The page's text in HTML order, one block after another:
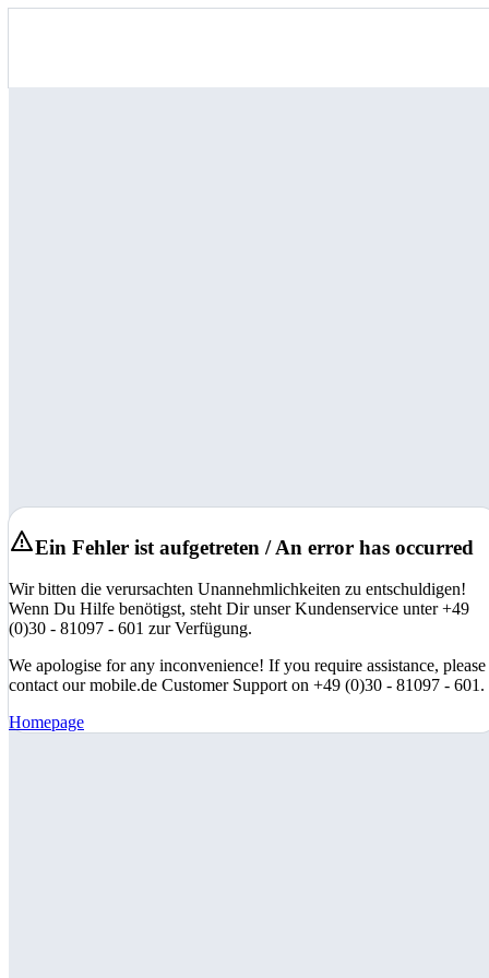
Ein Fehler ist aufgetreten / An error has occurred
Wir bitten die verursachten Unannehmlichkeiten zu entschuldigen!
Wenn Du Hilfe benötigst, steht Dir unser Kundenservice unter +49
(0)30 - 81097 - 601 zur Verfügung.
We apologise for any inconvenience! If you require assistance, please
contact our mobile.de Customer Support on +49 (0)30 - 81097 - 601.
Homepage